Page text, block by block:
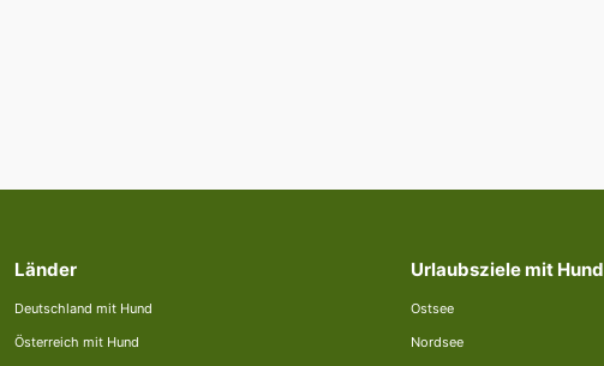
Länder
Deutschland mit Hund
Österreich mit Hund
Urlaubsziele mit Hund
Ostsee
Nordsee